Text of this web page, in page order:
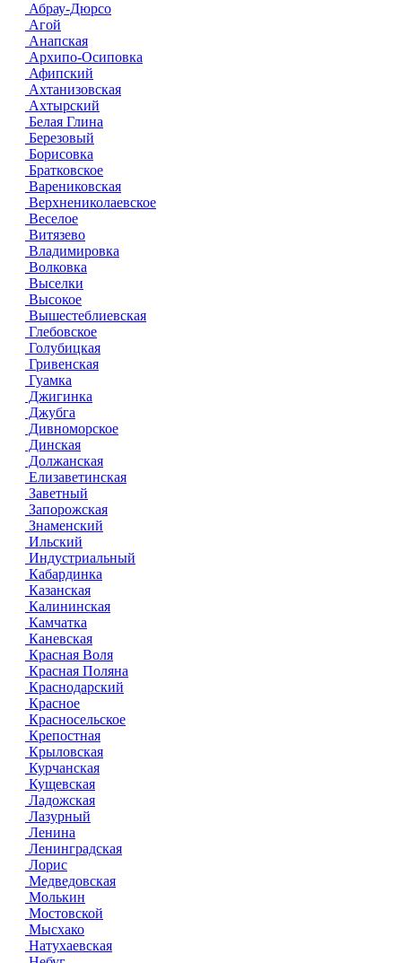
Абрау-Дюрсо
Агой
Анапская
Архипо-Осиповка
Афипский
Ахтанизовская
Ахтырский
Белая Глина
Березовый
Борисовка
Братковское
Варениковская
Верхнениколаевское
Веселое
Витязево
Владимировка
Волковка
Выселки
Высокое
Вышестеблиевская
Глебовское
Голубицкая
Гривенская
Гуамка
Джигинка
Джубга
Дивноморское
Динская
Должанская
Елизаветинская
Заветный
Запорожская
Знаменский
Ильский
Индустриальный
Кабардинка
Казанская
Калининская
Камчатка
Каневская
Красная Воля
Красная Поляна
Краснодарский
Красное
Красносельское
Крепостная
Крыловская
Курчанская
Кущевская
Ладожская
Лазурный
Ленина
Ленинградская
Лорис
Медведовская
Молькин
Мостовской
Мысхако
Натухаевская